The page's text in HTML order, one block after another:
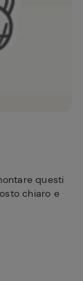
questi
chiaro e